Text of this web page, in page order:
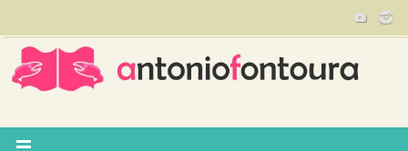
conteúdo